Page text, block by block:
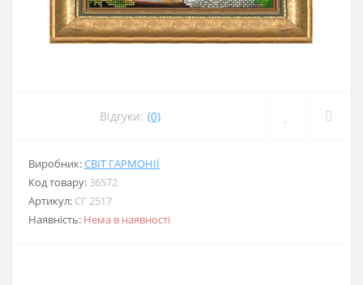
Відгуки: (0)
Виробник:СВІТ ГАРМОНІЇ
Код товару: 36572
Артикул: CГ 2517
Наявність: Нема в наявності